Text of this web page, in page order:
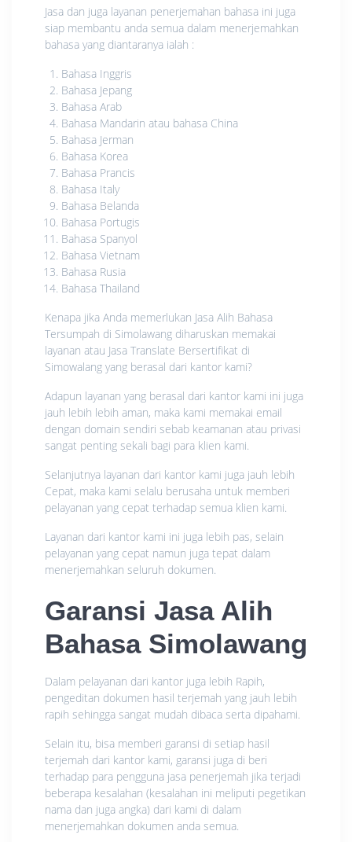
Jasa dan juga layanan penerjemahan bahasa ini juga
siap membantu anda semua dalam menerjemahkan
bahasa yang diantaranya ialah :
Bahasa Inggris
Bahasa Jepang
Bahasa Arab
Bahasa Mandarin atau bahasa China
Bahasa Jerman
Bahasa Korea
Bahasa Prancis
Bahasa Italy
Bahasa Belanda
Bahasa Portugis
Bahasa Spanyol
Bahasa Vietnam
Bahasa Rusia
Bahasa Thailand
Kenapa jika Anda memerlukan Jasa Alih Bahasa
Tersumpah di Simolawang diharuskan memakai
layanan atau Jasa Translate Bersertifikat di
Simowalang yang berasal dari kantor kami?
Adapun layanan yang berasal dari kantor kami ini juga
jauh lebih lebih aman, maka kami memakai email
dengan domain sendiri sebab keamanan atau privasi
sangat penting sekali bagi para klien kami.
Selanjutnya layanan dari kantor kami juga jauh lebih
Cepat, maka kami selalu berusaha untuk memberi
pelayanan yang cepat terhadap semua klien kami.
Layanan dari kantor kami ini juga lebih pas, selain
pelayanan yang cepat namun juga tepat dalam
menerjemahkan seluruh dokumen.
Garansi Jasa Alih
Bahasa Simolawang
Dalam pelayanan dari kantor juga lebih Rapih,
pengeditan dokumen hasil terjemah yang jauh lebih
rapih sehingga sangat mudah dibaca serta dipahami.
Selain itu, bisa memberi garansi di setiap hasil
terjemah dari kantor kami, garansi juga di beri
terhadap para pengguna jasa penerjemah jika terjadi
beberapa kesalahan (kesalahan ini meliputi pegetikan
nama dan juga angka) dari kami di dalam
menerjemahkan dokumen anda semua.